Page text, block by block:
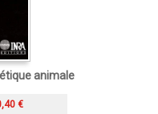
animale
€